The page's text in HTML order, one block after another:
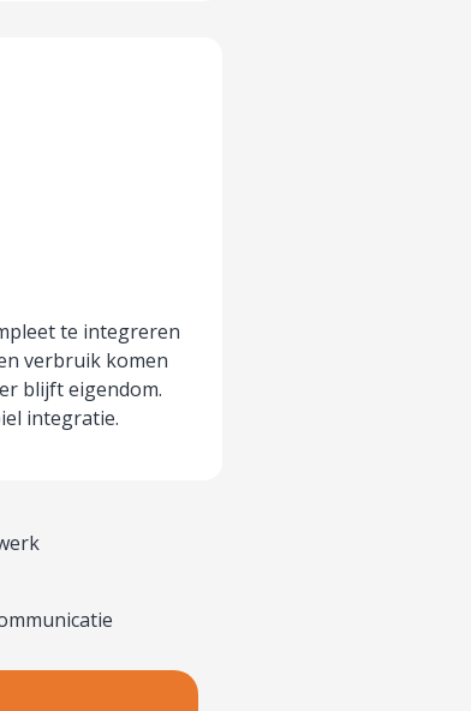
te integreren
verbruik komen
blijft eigendom.
integratie.